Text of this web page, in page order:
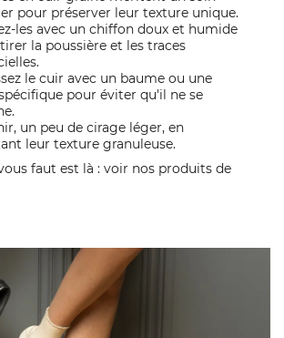
pour préserver leur texture unique.
les avec un chiffon doux et humide
la poussière et les traces
le cuir avec un baume ou une
pour éviter qu'il ne se
un peu de cirage léger, en
leur texture granuleuse.
faut est là : voir nos produits de